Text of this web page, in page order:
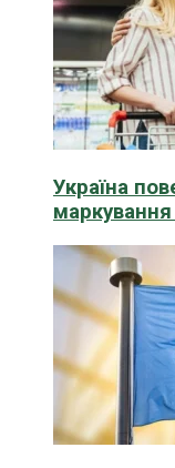
Україна